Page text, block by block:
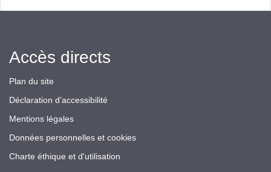
Accès directs
Plan du site
Déclaration d’accessibilité
Mentions légales
Données personnelles et cookies
Charte éthique et d'utilisation